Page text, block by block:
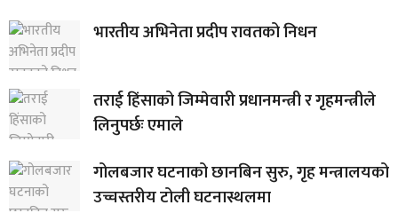
भारतीय अभिनेता प्रदीप रावतको निधन
तराई हिंसाको जिम्मेवारी प्रधानमन्त्री र गृहमन्त्रीले
लिनुपर्छः एमाले
गोलबजार घटनाको छानबिन सुरु, गृह मन्त्रालयको
उच्चस्तरीय टोली घटनास्थलमा